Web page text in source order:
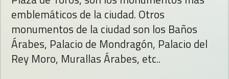
emblemáticos de la ciudad. Otros
monumentos de la ciudad son los Baños
Árabes, Palacio de Mondragón, Palacio del
Rey Moro, Murallas Árabes, etc..